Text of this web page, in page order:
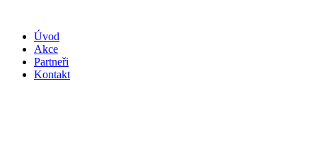
Úvod
Akce
Partneři
Kontakt